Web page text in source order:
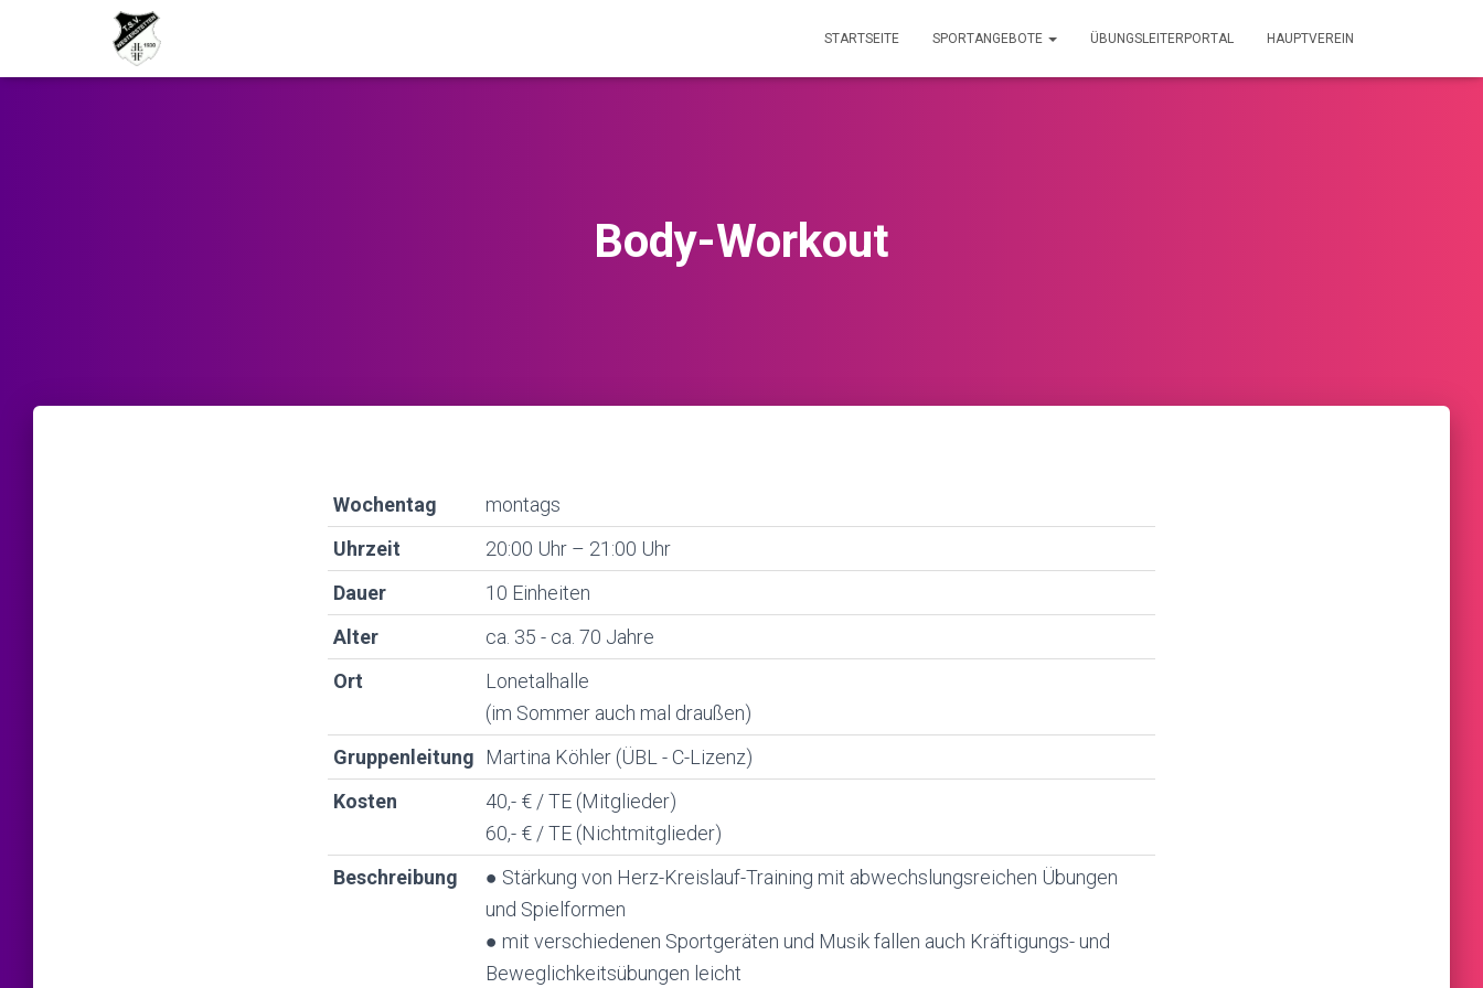
STARTSEITE SPORTANGEBOTE ÜBUNGSLEITERPORTAL HAUPTVEREIN
Body-Workout
Wochentag
montags
Uhrzeit
20:00 Uhr – 21:00 Uhr
Dauer
10 Einheiten
Alter
ca. 35 - ca. 70 Jahre
Ort
Lonetalhalle
(im Sommer auch mal draußen)
Gruppenleitung
Martina Köhler (ÜBL - C-Lizenz)
Kosten
40,- € / TE (Mitglieder)
60,- € / TE (Nichtmitglieder)
Beschreibung
● Stärkung von Herz-Kreislauf-Training mit abwechslungsreichen Übungen
und Spielformen
● mit verschiedenen Sportgeräten und Musik fallen auch Kräftigungs- und
Beweglichkeitsübungen leicht